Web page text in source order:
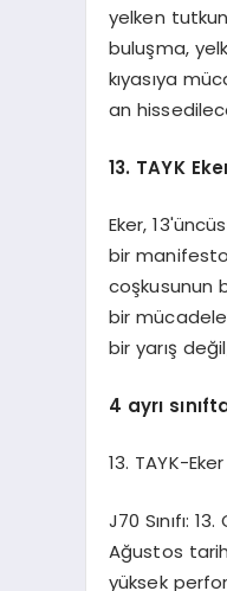
yelken
buluşma,
kıyasıya
an
13. TAYK
Eker,
bir
coşkusunun
bir
bir yarış
4 ayrı
13. TAYK-
J70 Sınıfı:
Ağustos
yüksek